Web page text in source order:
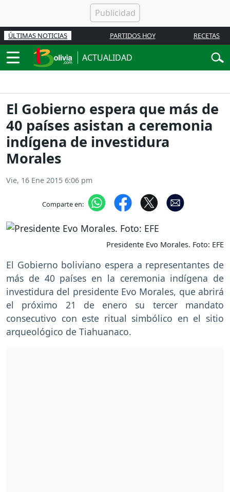
ÚLTIMAS NOTICIAS PARTIDOS HOY RECETAS
ACTUALIDAD
El Gobierno espera que más de
40 países asistan a ceremonia
indígena de investidura
Morales
Vie, 16 Ene 2015 6:06 pm
Comparte en:
Presidente Evo Morales. Foto: EFE
El Gobierno boliviano espera a representantes de
más de 40 países en la ceremonia indígena de
investidura del presidente Evo Morales, que abrirá
el próximo 21 de enero su tercer mandato
consecutivo con este ritual simbólico en el sitio
arqueológico de Tiahuanaco.